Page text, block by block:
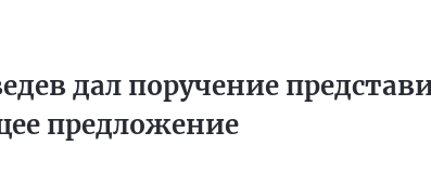
дал поручение
предложение